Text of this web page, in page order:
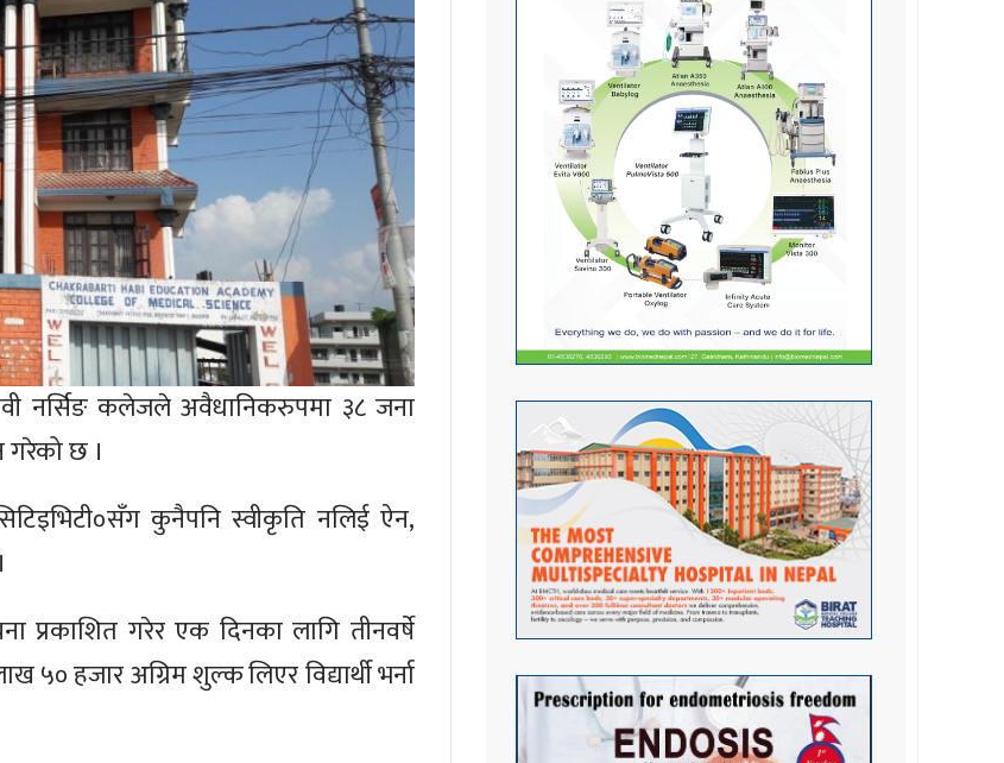
नर्सिङ कलेजले अवैधानिकरुपमा ३८ जना
गरेको छ ।
कुनैपनि स्वीकृति नलिई ऐन,
गरेर एक दिनका लागि तीनवर्षे
५० हजार अग्रिम शुल्क लिएर विद्यार्थी भर्ना